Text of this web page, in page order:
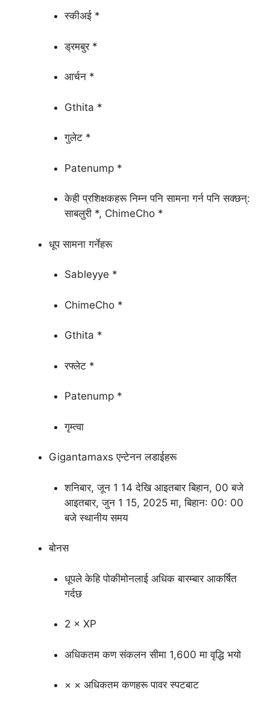
स्कीअई *
ड्रमबुर *
आर्चन *
Gthita *
गुलेट *
Patenump *
केही प्रशिक्षकहरू निम्न पनि सामना गर्न पनि सक्छन्:
साबलुरी *, ChimeCho *
धूप सामना गर्नेहरू
Sableyye *
ChimeCho *
Gthita *
रफ्लेट *
Patenump *
गृम्त्वा
Gigantamaxs एन्टेनन लडाईहरू
शनिबार, जून 1 14 देखि आइतबार बिहान, 00 बजे
आइतबार, जुन 1 15, 2025 मा, बिहान: 00: 00
बजे स्थानीय समय
बोनस
धूपले केहि पोकीमोनलाई अधिक बारम्बार आकर्षित
गर्दछ
2 × XP
अधिकतम कण संकलन सीमा 1,600 मा वृद्धि भयो
× × अधिकतम कणहरू पावर स्पटबाट